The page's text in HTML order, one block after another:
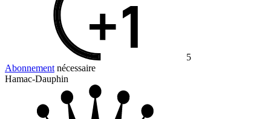
5
Abonnement nécessaire
Hamac-Dauphin